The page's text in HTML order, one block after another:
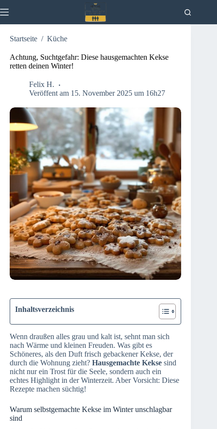
Inhalt
Startseite / Küche
Achtung, Suchtgefahr: Diese hausgemachten Kekse
retten deinen Winter!
Felix H.
Veröffent am 15. November 2025 um 16h27
Inhaltsverzeichnis
Wenn draußen alles grau und kalt ist, sehnt man sich
nach Wärme und kleinen Freuden. Was gibt es
Schöneres, als den Duft frisch gebackener Kekse, der
durch die Wohnung zieht? Hausgemachte Kekse sind
nicht nur ein Trost für die Seele, sondern auch ein
echtes Highlight in der Winterzeit. Aber Vorsicht: Diese
Rezepte machen süchtig!
Warum selbstgemachte Kekse im Winter unschlagbar
sind